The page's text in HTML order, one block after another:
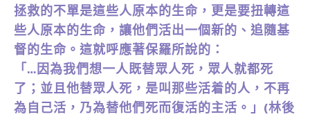
拯救的不單是這些人原本的生命，更是要扭轉這
些人原本的生命，讓他們活出一個新的、追隨基
督的生命。這就呼應著保羅所說的：
「…因為我們想一人既替眾人死，眾人就都死
了；並且他替眾人死，是叫那些活着的人，不再
為自己活，乃為替他們死而復活的主活。」(林後